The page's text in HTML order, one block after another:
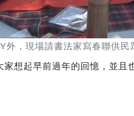
外，現場請書法家寫春聯供民
家想起早前過年的回憶，並